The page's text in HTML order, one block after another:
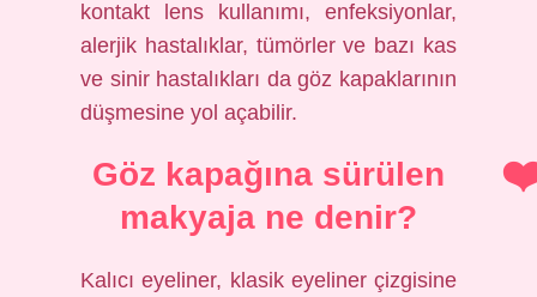
kontakt lens kullanımı, enfeksiyonlar,
alerjik hastalıklar, tümörler ve bazı kas
ve sinir hastalıkları da göz kapaklarının
düşmesine yol açabilir.
Göz kapağına sürülen
makyaja ne denir?
Kalıcı eyeliner, klasik eyeliner çizgisine